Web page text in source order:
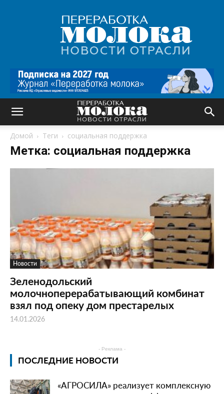
Переработка
молока
|
Новости
Домой Теги социальная поддержка
Метка: социальная поддержка
Новости
Зеленодольский
молочноперерабатывающий комбинат
взял под опеку дом престарелых
14.01.2026
- Реклама -
ПОСЛЕДНИЕ НОВОСТИ
«АГРОСИЛА» реализует комплексную